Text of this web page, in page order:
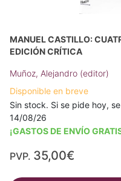
MANUEL CASTILLO:
EDICIÓN CRÍTICA
Muñoz, Alejandro (editor)
Disponible en breve
Sin stock. Si se pide hoy,
14/08/26
¡GASTOS DE ENVÍO
PVP. 35,00€